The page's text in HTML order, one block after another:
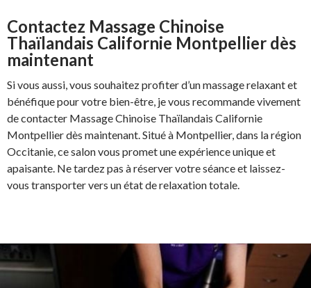
Contactez Massage Chinoise
Thaïlandais Californie Montpellier dès
maintenant
Si vous aussi, vous souhaitez profiter d’un massage relaxant et
bénéfique pour votre bien-être, je vous recommande vivement
de contacter Massage Chinoise Thaïlandais Californie
Montpellier dès maintenant. Situé à Montpellier, dans la région
Occitanie, ce salon vous promet une expérience unique et
apaisante. Ne tardez pas à réserver votre séance et laissez-
vous transporter vers un état de relaxation totale.